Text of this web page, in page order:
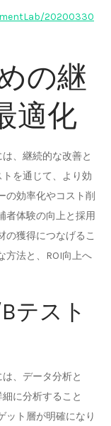
20200330
の継
適化
、継続的な改善と
を通じて、より効
の効率化やコスト削
者体験の向上と採用
の獲得につなげるこ
方法と、ROI向上へ
テスト
、データ分析と
に分析すること
ット層が明確になり